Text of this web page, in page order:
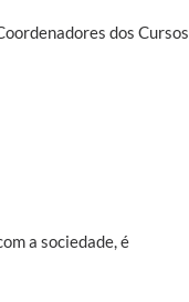
dos Cursos
a sociedade, é